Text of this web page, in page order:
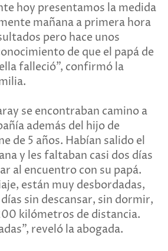
hoy presentamos la medida
mañana a primera hora
pero hace unos
de que el papá de
falleció”, confirmó la
se encontraban camino a
además del hijo de
de 5 años. Habían salido el
y les faltaban casi dos días
al encuentro con su papá.
están muy desbordadas,
sin descansar, sin dormir,
kilómetros de distancia.
reveló la abogada.